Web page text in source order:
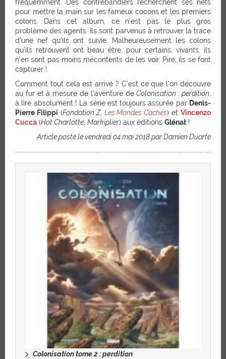
fréquemment. Des contrebandiers recherchent ses nefs
pour mettre la main sur les fameux cocons et les premiers
colons. Dans cet album, ce n’est pas le plus gros
problème des agents. Ils sont parvenus à retrouver la trace
d’une nef qu’ils ont suivie. Malheureusement les colons
qu’ils retrouvent ont beau être, pour certains, vivants, ils
n’en sont pas moins mécontents de les voir. Pire, ils se font
capturer !
Comment tout cela est arrivé ? C’est ce que l’on découvre
au fur et à mesure de l’aventure deColonisation : perdition
à lire absolument ! La série est toujours assurée par Denis-
Pierre Filippi (Fondation Z, Les Mondes Cachés) et Vincenzo
Cucca (Hot Charlotte Markiplier) aux éditions Glénat !
Article posté le vendredi 04 mai 2018 par Damien Duarte
Colonisation tome 2 : perdition